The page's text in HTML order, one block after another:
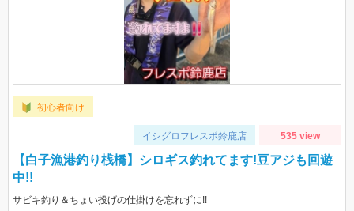
初心者向け
イシグロフレスポ鈴鹿店 535 view
【白子漁港釣り桟橋】シロギス釣れてます!豆アジも回遊
中!!
サビキ釣り＆ちょい投げの仕掛けを忘れずに!!